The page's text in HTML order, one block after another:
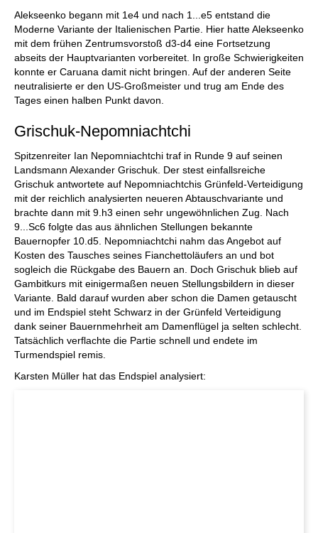
Alekseenko begann mit 1e4 und nach 1...e5 entstand die
Moderne Variante der Italienischen Partie. Hier hatte Alekseenko
mit dem frühen Zentrumsvorstoß d3-d4 eine Fortsetzung
abseits der Hauptvarianten vorbereitet. In große Schwierigkeiten
konnte er Caruana damit nicht bringen. Auf der anderen Seite
neutralisierte er den US-Großmeister und trug am Ende des
Tages einen halben Punkt davon.
Grischuk-Nepomniachtchi
Spitzenreiter Ian Nepomniachtchi traf in Runde 9 auf seinen
Landsmann Alexander Grischuk. Der stest einfallsreiche
Grischuk antwortete auf Nepomniachtchis Grünfeld-Verteidigung
mit der reichlich analysierten neueren Abtauschvariante und
brachte dann mit 9.h3 einen sehr ungewöhnlichen Zug. Nach
9...Sc6 folgte das aus ähnlichen Stellungen bekannte
Bauernopfer 10.d5. Nepomniachtchi nahm das Angebot auf
Kosten des Tausches seines Fianchettoläufers an und bot
sogleich die Rückgabe des Bauern an. Doch Grischuk blieb auf
Gambitkurs mit einigermaßen neuen Stellungsbildern in dieser
Variante. Bald darauf wurden aber schon die Damen getauscht
und im Endspiel steht Schwarz in der Grünfeld Verteidigung
dank seiner Bauernmehrheit am Damenflügel ja selten schlecht.
Tatsächlich verflachte die Partie schnell und endete im
Turmendspiel remis.
Karsten Müller hat das Endspiel analysiert: